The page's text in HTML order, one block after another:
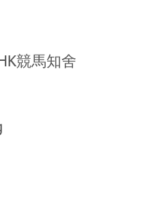
競馬知舍